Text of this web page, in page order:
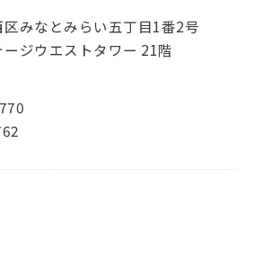
みなとみらい五丁目1番2号
ジウエストタワー 21階